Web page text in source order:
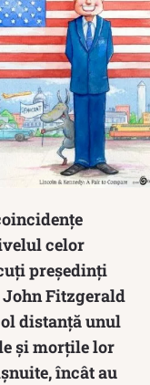
celor
președinți
Fitzgerald
distanță unul
și morțile lor
încât au